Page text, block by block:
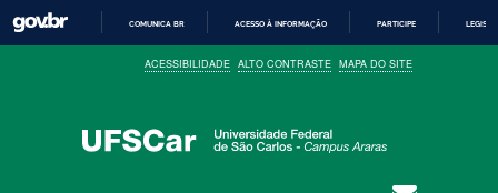
R
A
O
COMUNICA BR ACESSO À INFORMAÇÃO PARTICIPE
ACESSIBILIDADE ALTO CONTRASTE MAPA DO SITE